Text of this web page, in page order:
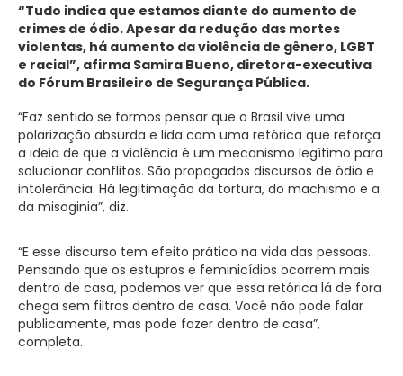
“Tudo indica que estamos diante do aumento de
crimes de ódio. Apesar da redução das mortes
violentas, há aumento da violência de gênero, LGBT
e racial”, afirma Samira Bueno, diretora-executiva
do Fórum Brasileiro de Segurança Pública.
“Faz sentido se formos pensar que o Brasil vive uma
polarização absurda e lida com uma retórica que reforça
a ideia de que a violência é um mecanismo legítimo para
solucionar conflitos. São propagados discursos de ódio e
intolerância. Há legitimação da tortura, do machismo e a
da misoginia”, diz.
“E esse discurso tem efeito prático na vida das pessoas.
Pensando que os estupros e feminicídios ocorrem mais
dentro de casa, podemos ver que essa retórica lá de fora
chega sem filtros dentro de casa. Você não pode falar
publicamente, mas pode fazer dentro de casa”,
completa.